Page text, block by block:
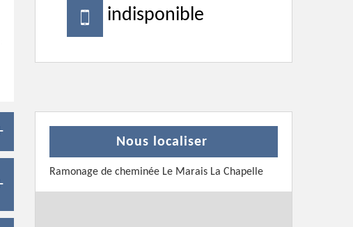
indisponible
Nous localiser
Ramonage de cheminée Le Marais La Chapelle